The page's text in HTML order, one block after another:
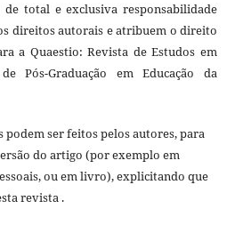
de total e exclusiva responsabilidade
direitos autorais e atribuem o direito
a Quaestio: Revista de Estudos em
Pós-Graduação em Educação da
ser feitos pelos autores, para
do artigo (por exemplo em
ou em livro), explicitando que
revista .